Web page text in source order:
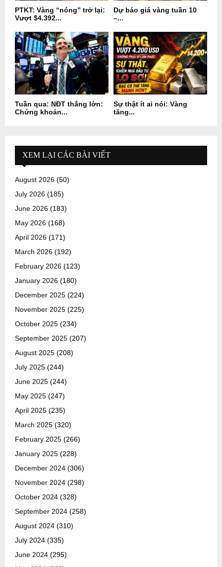
PTKT: Vàng “nóng” trở lại:
Vượt $4.392...
Dự báo giá vàng tuần 10
–...
Tuần qua: NĐT thắng lớn:
Chứng khoán...
Sự thật ít ai nói: Vàng
tăng...
XEM LẠI CÁC BÀI VIẾT
August 2026 (50)
July 2026 (185)
June 2026 (183)
May 2026 (168)
April 2026 (171)
March 2026 (192)
February 2026 (123)
January 2026 (180)
December 2025 (224)
November 2025 (225)
October 2025 (234)
September 2025 (207)
August 2025 (208)
July 2025 (244)
June 2025 (244)
May 2025 (247)
April 2025 (235)
March 2025 (320)
February 2025 (266)
January 2025 (228)
December 2024 (306)
November 2024 (298)
October 2024 (328)
September 2024 (258)
August 2024 (310)
July 2024 (335)
June 2024 (295)